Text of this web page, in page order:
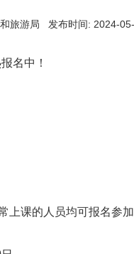
旅游局 发布时间: 2024-
名中！
上课的人员均可报名参